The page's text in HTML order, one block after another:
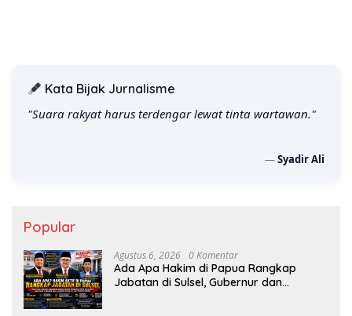
Kata Bijak Jurnalisme
"Suara rakyat harus terdengar lewat tinta wartawan."
—Syadir Ali
Popular
Agustus 6, 2026 0 Komentar
Ada Apa Hakim di Papua Rangkap
Jabatan di Sulsel, Gubernur dan